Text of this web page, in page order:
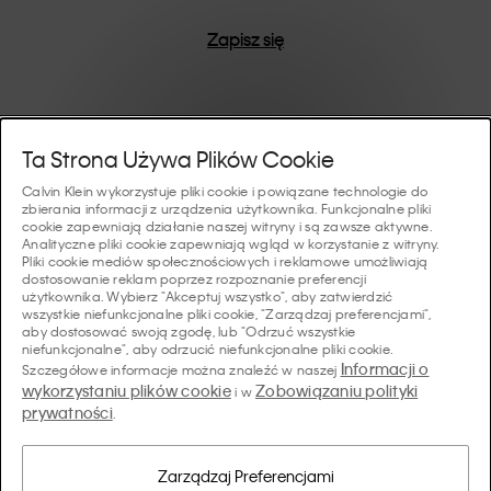
Zapisz się
Pomoc I Wsparcie
FAQ
Status zamówienia
Zamówienia i Dostawa
Zwroty i Zwroty Pieniędzy
Płatności
Tabela Rozmiarów
Kolekcje
#MYCALVINS
Calvin Klein Collection
Calvin Klein Underwear
Calvin Klein Sport
Wskazówki I Poradniki
Przewodnik po bieliźnie damskiej
Przewodnik po bieliźnie męskiej
Przewodnik po krojach jeansów damskich
O Nas
O Marce Calvin Klein
Dane Firmy
Język/ Kraj
Ta Strona Używa Plików Cookie
Calvin Klein wykorzystuje pliki cookie i powiązane technologie do
zbierania informacji z urządzenia użytkownika. Funkcjonalne pliki
cookie zapewniają działanie naszej witryny i są zawsze aktywne.
Analityczne pliki cookie zapewniają wgląd w korzystanie z witryny.
Pliki cookie mediów społecznościowych i reklamowe umożliwiają
dostosowanie reklam poprzez rozpoznanie preferencji
użytkownika. Wybierz "Akceptuj wszystko", aby zatwierdzić
wszystkie niefunkcjonalne pliki cookie, "Zarządzaj preferencjami",
aby dostosować swoją zgodę, lub "Odrzuć wszystkie
niefunkcjonalne", aby odrzucić niefunkcjonalne pliki cookie.
Szczegółowe informacje można znaleźć w naszej Informacji o
wykorzystaniu plików cookiei wZobowiązaniu polityki
prywatności.
Zarządzaj Preferencjami